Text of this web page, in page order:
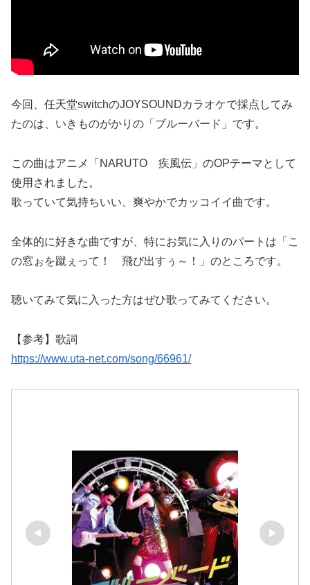
今回、任天堂switchのJOYSOUNDカラオケで採点してみ
たのは、いきものがかりの「ブルーバード」です。
この曲はアニメ「NARUTO 疾風伝」のOPテーマとして
使用されました。
歌っていて気持ちいい、爽やかでカッコイイ曲です。
全体的に好きな曲ですが、特にお気に入りのパートは「こ
の窓ぉを蹴ぇって！ 飛び出すぅ～！」のところです。
聴いてみて気に入った方はぜひ歌ってみてください。
【参考】歌詞
https://www.uta-net.com/song/66961/